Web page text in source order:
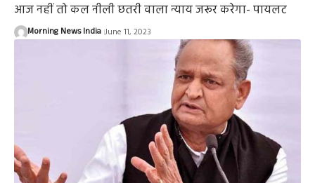
आज नहीं तो कल नीली छतरी वाला न्याय जरूर करेगा- पायलट
Morning News India June 11, 2023